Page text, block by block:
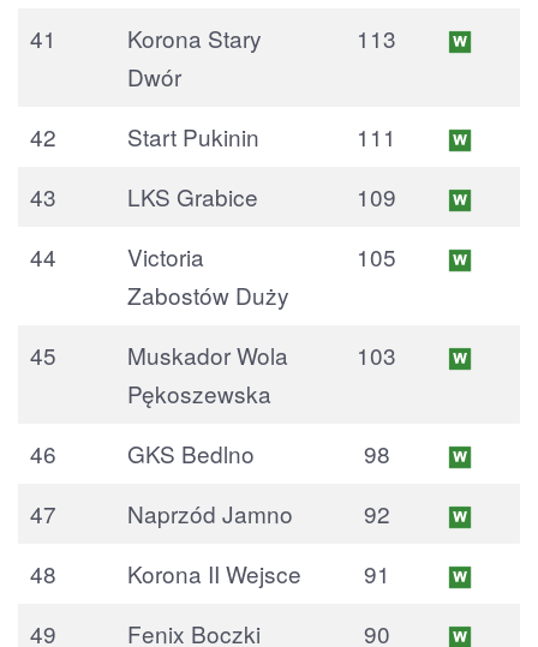
41
Korona Stary
Dwór
113
42 Start Pukinin
111
43
LKS Grabice
109
44
Victoria
Zabostów Duży
105
45
Muskador Wola
Pękoszewska
103
46 GKS Bedlno
98
47
Naprzód Jamno
92
48
Korona II Wejsce
91
49
Fenix Boczki
90